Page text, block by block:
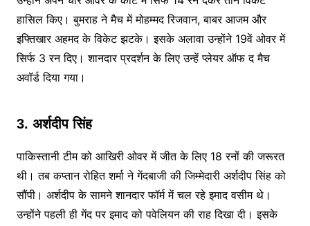
हासिल किए। बुमराह ने मैच में मोहम्मद रिजवान, बाबर आजम और
इफ्तिखार अहमद के विकेट झटके। इसके अलावा उन्होंने 19वें ओवर में
सिर्फ 3 रन दिए। शानदार प्रदर्शन के लिए उन्हें प्लेयर ऑफ द मैच
अवॉर्ड दिया गया।
3. अर्शदीप सिंह
पाकिस्तानी टीम को आखिरी ओवर में जीत के लिए 18 रनों की जरूरत
थी। तब कप्तान रोहित शर्मा ने गेंदबाजी की जिम्मेदारी अर्शदीप सिंह को
सौंपी। अर्शदीप के सामने शानदार फॉर्म में चल रहे इमाद वसीम थे।
उन्होंने पहली ही गेंद पर इमाद को पवेलियन की राह दिखा दी। इसके